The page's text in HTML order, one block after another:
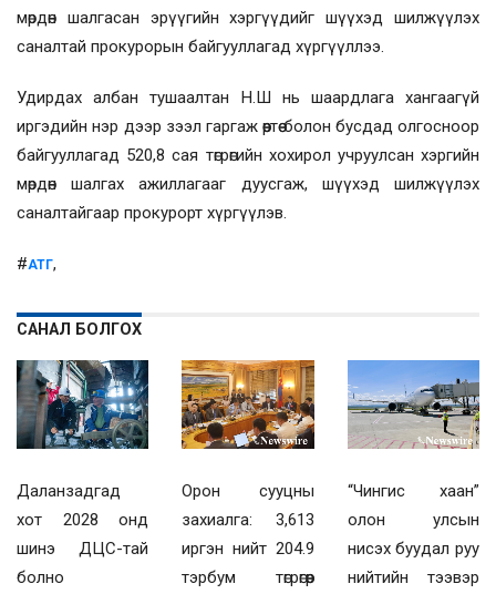
мөрдөн шалгасан эрүүгийн хэргүүдийг шүүхэд шилжүүлэх
саналтай прокурорын байгууллагад хүргүүллээ.
Удирдах албан тушаалтан Н.Ш нь шаардлага хангаагүй
иргэдийн нэр дээр зээл гаргаж өөртөө болон бусдад олгосноор
байгууллагад 520,8 сая төгрөгийн хохирол учруулсан хэргийн
мөрдөн шалгах ажиллагааг дуусгаж, шүүхэд шилжүүлэх
саналтайгаар прокурорт хүргүүлэв.
#АТГ,
САНАЛ БОЛГОХ
Даланзадгад
хот 2028 онд
шинэ ДЦС-тай
болно
Орон сууцны
захиалга: 3,613
иргэн нийт 204.9
тэрбум төгрөгөөр
“Чингис хаан”
олон улсын
нисэх буудал руу
нийтийн тээвэр